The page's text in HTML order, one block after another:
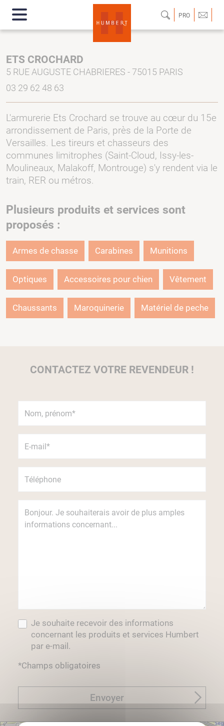
PRO
ETS CROCHARD
5 RUE AUGUSTE CHABRIERES - 75015 PARIS
03 29 62 48 63
L'armurerie Ets Crochard se trouve au cœur du 15e
arrondissement de Paris, près de la Porte de
Versailles. Les tireurs et chasseurs des
communes limitrophes (Saint-Cloud, Issy-les-
Moulineaux, Malakoff, Montrouge) s'y rendent via le
train, RER ou métros.
Plusieurs produits et services sont
proposés :
Armes de chasse Carabines Munitions
Optiques Accessoires pour chien Vêtement
Chaussants Maroquinerie Matériel de peche
CONTACTEZ VOTRE REVENDEUR !
Je souhaite recevoir des informations
concernant les produits et services Humbert
par e-mail.
*Champs obligatoires
Envoyer